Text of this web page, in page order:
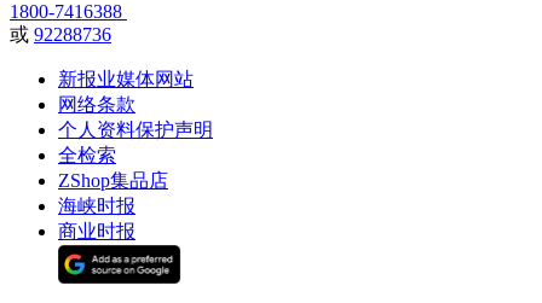
1800-7416388
或 92288736
新报业媒体网站
网络条款
个人资料保护声明
全检索
ZShop集品店
海峡时报
商业时报